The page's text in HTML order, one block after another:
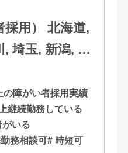
北海道,
, 埼玉, 新潟, 愛
, 広島, 香川,
障がい者採用実績
継続勤務している
いる
務相談可# 時短可